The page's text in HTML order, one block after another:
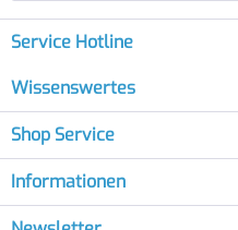
Service Hotline
Wissenswertes
Shop Service
Informationen